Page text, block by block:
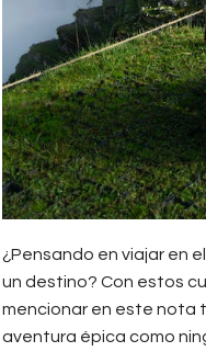
¿Pensando en viajar en
un destino? Con estos
mencionar en este nota
aventura épica como